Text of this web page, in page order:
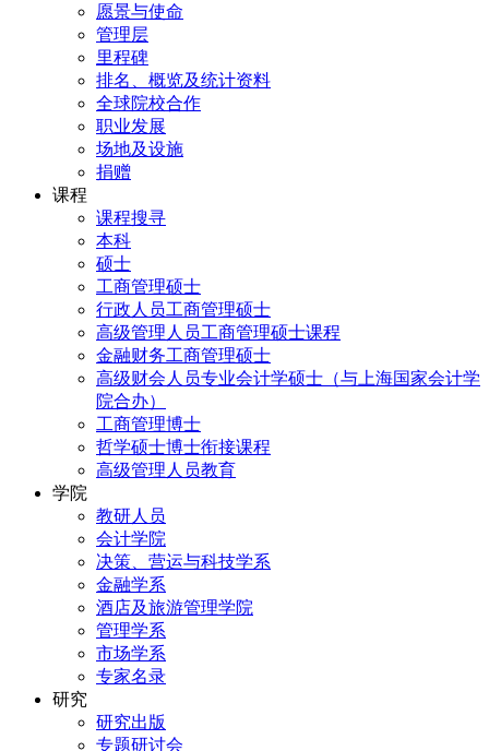
愿景与使命
管理层
里程碑
排名、概览及统计资料
全球院校合作
职业发展
场地及设施
捐赠
课程
课程搜寻
本科
硕士
工商管理硕士
行政人员工商管理硕士
高级管理人员工商管理硕士课程
金融财务工商管理硕士
高级财会人员专业会计学硕士（与上海国家会计学
院合办）
工商管理博士
哲学硕士博士衔接课程
高级管理人员教育
学院
教研人员
会计学院
决策、营运与科技学系
金融学系
酒店及旅游管理学院
管理学系
市场学系
专家名录
研究
研究出版
专题研讨会